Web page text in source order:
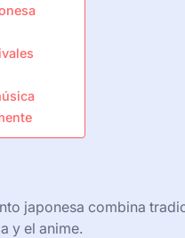
japonesa combina
y el anime.